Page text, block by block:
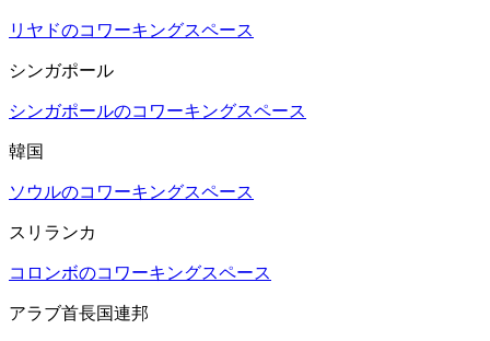
リヤドのコワーキングスペース
シンガポール
シンガポールのコワーキングスペース
韓国
ソウルのコワーキングスペース
スリランカ
コロンボのコワーキングスペース
アラブ首長国連邦